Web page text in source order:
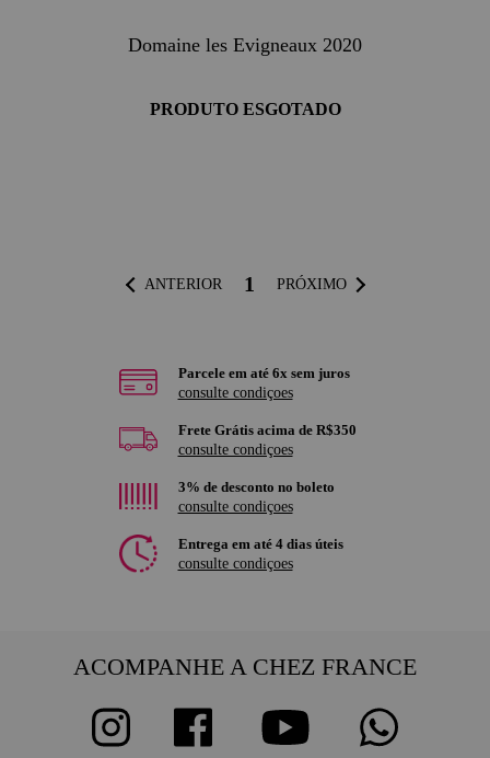
Domaine les Evigneaux 2020
PRODUTO ESGOTADO
ANTERIOR 1 PRÓXIMO
Parcele em até 6x sem juros
consulte condiçoes
Frete Grátis acima de R$350
consulte condiçoes
3% de desconto no boleto
consulte condiçoes
Entrega em até 4 dias úteis
consulte condiçoes
ACOMPANHE A CHEZ FRANCE